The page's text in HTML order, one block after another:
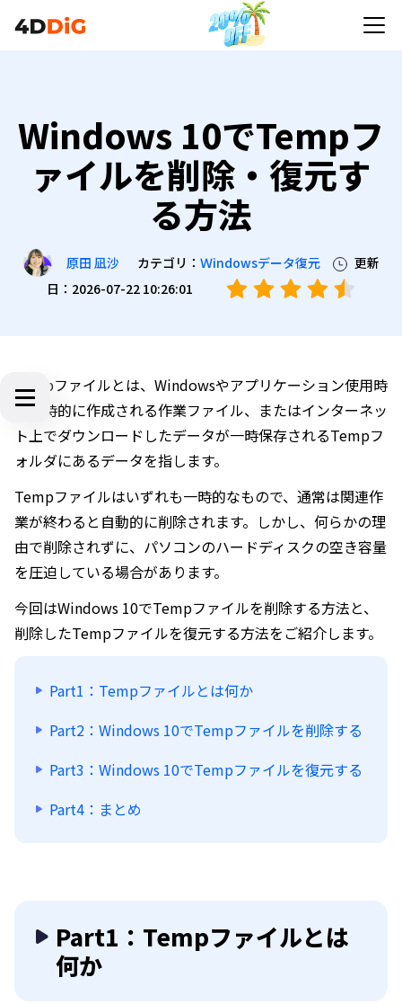
Windows 10でTempフ
ァイルを削除・復元す
る方法
原田 凪沙 カテゴリ： Ｗindowsデータ復元
更新
日：2026-07-22 10:26:01
Tempファイルとは、Windowsやアプリケーション使用時
に一時的に作成される作業ファイル、またはインターネッ
ト上でダウンロードしたデータが一時保存されるTempフ
ォルダにあるデータを指します。
Tempファイルはいずれも一時的なもので、通常は関連作
業が終わると自動的に削除されます。しかし、何らかの理
由で削除されずに、パソコンのハードディスクの空き容量
を圧迫している場合があります。
今回はWindows 10でTempファイルを削除する方法と、
削除したTempファイルを復元する方法をご紹介します。
Part1：Tempファイルとは何か
Part2：Windows 10でTempファイルを削除する
Part3：Windows 10でTempファイルを復元する
Part4：まとめ
Part1：Tempファイルとは
何か